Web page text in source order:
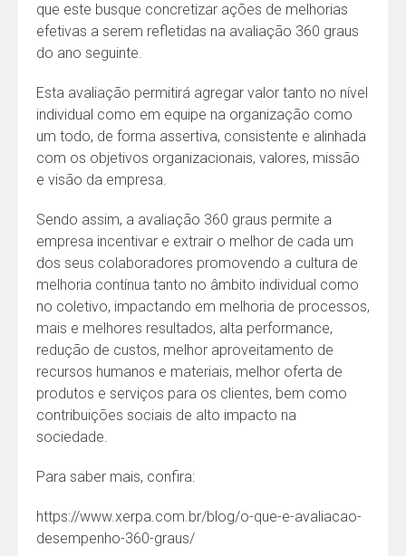
que este busque concretizar ações de melhorias
efetivas a serem refletidas na avaliação 360 graus
do ano seguinte.
Esta avaliação permitirá agregar valor tanto no nível
individual como em equipe na organização como
um todo, de forma assertiva, consistente e alinhada
com os objetivos organizacionais, valores, missão
e visão da empresa.
Sendo assim, a avaliação 360 graus permite a
empresa incentivar e extrair o melhor de cada um
dos seus colaboradores promovendo a cultura de
melhoria contínua tanto no âmbito individual como
no coletivo, impactando em melhoria de processos,
mais e melhores resultados, alta performance,
redução de custos, melhor aproveitamento de
recursos humanos e materiais, melhor oferta de
produtos e serviços para os clientes, bem como
contribuições sociais de alto impacto na
sociedade.
Para saber mais, confira:
https://www.xerpa.com.br/blog/o-que-e-avaliacao-
desempenho-360-graus/